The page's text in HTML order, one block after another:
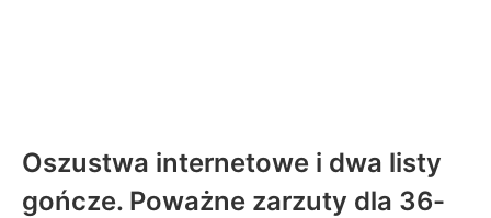
Oszustwa internetowe i dwa listy
gończe. Poważne zarzuty dla 36-